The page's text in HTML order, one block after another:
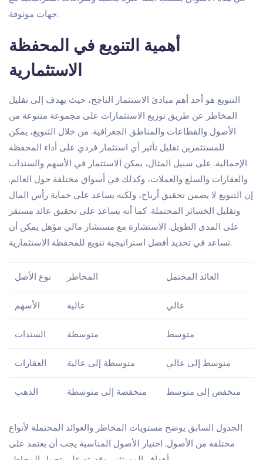
جهات موثوقة.
أهمية التنويع في المحفظة
الاستثمارية
التنويع هو أحد أهم مبادئ الاستثمار الناجح، حيث يهدف إلى تقليل
المخاطر عن طريق توزيع الاستثمارات على مجموعة متنوعة من
الأصول والقطاعات والمناطق الجغرافية. من خلال التنويع، يمكن
للمستثمرين تقليل تأثير أي استثمار فردي على أداء المحفظة
الإجمالية. على سبيل المثال، يمكن الاستثمار في الأسهم والسندات
والعقارات والسلع والعملات، وكذلك في أسواق مختلفة حول العالم.
إن التنويع لا يضمن تحقيق أرباح، ولكنه يساعد على حماية رأس المال
وتقليل الخسائر المحتملة. كما أنه يساعد على تحقيق عائد مستقر
على المدى الطويل. الاستشارة مع مستشار مالي مؤهل يمكن أن
تساعد في تحديد أفضل استراتيجية تنويع للمحفظة الاستثمارية.
نوع الأصل المخاطر العائد المحتمل
الأسهم عالية عالي
السندات متوسطة متوسط
العقارات متوسطة إلى عالية متوسط إلى عالي
الذهب منخفضة إلى متوسطة منخفض إلى متوسط
الجدول السابق يوضح مستويات المخاطر والعوائد المحتملة لأنواع
مختلفة من الأصول. اختيار الأصول المناسبة يجب أن يعتمد على